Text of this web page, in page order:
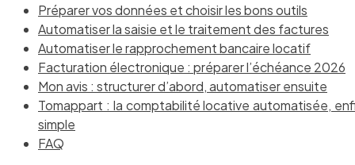
Préparer vos données et choisir les bons outils
Automatiser la saisie et le traitement des factures
Automatiser le rapprochement bancaire locatif
Facturation électronique : préparer l’échéance 2026
Mon avis : structurer d’abord, automatiser ensuite
Tomappart : la comptabilité locative automatisée,
simple
FAQ